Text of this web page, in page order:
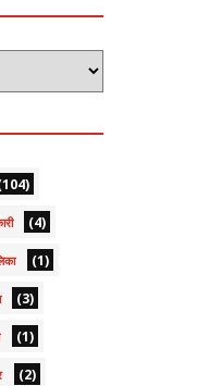
(4)
(1)
(3)
(1)
(2)